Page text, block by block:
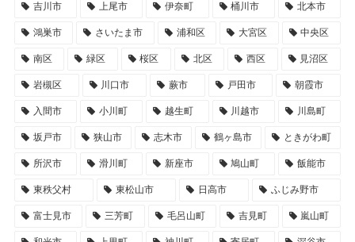
吉川市 上尾市 伊奈町 桶川市 北本市
鴻巣市 さいたま市 浦和区 大宮区 中央区
南区 緑区 桜区 北区 西区 見沼区
岩槻区 川口市 蕨市 戸田市 朝霞市
入間市 小川町 越生町 川越市 川島町
坂戸市 狭山市 志木市 鶴ヶ島市 ときがわ町
所沢市 滑川町 新座市 鳩山町 飯能市
東秩父村 東松山市 日高市 ふじみ野市
富士見市 三芳町 毛呂山町 吉見町 嵐山町